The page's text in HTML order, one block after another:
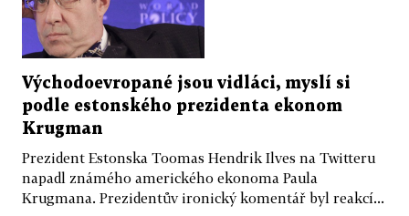
Východoevropané jsou vidláci, myslí si
podle estonského prezidenta ekonom
Krugman
Prezident Estonska Toomas Hendrik Ilves na Twitteru
napadl známého amerického ekonoma Paula
Krugmana. Prezidentův ironický komentář byl reakcí...